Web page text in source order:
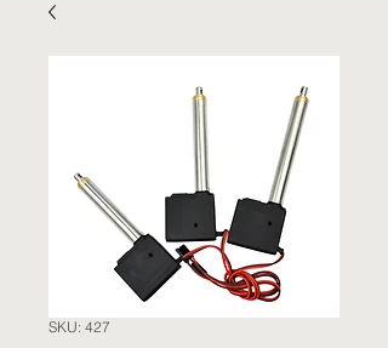
SKU: 427